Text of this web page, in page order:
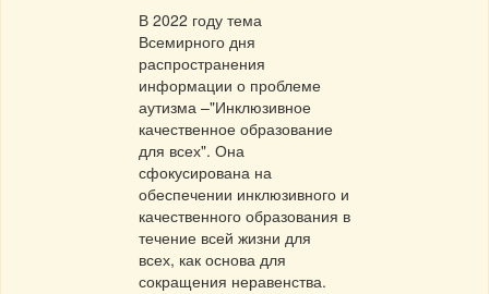
В 2022 году тема
Всемирного дня
распространения
информации о проблеме
аутизма –"Инклюзивное
качественное образование
для всех". Она
сфокусирована на
обеспечении инклюзивного и
качественного образования в
течение всей жизни для
всех, как основа для
сокращения неравенства.